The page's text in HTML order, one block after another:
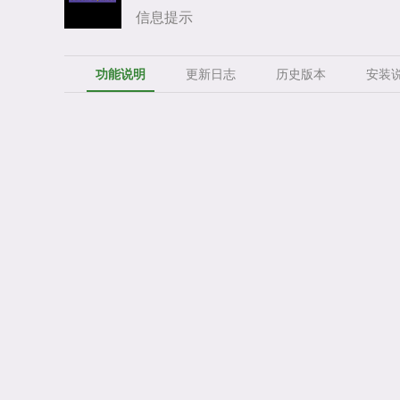
信息提示
功能说明 更新日志 历史版本 安装